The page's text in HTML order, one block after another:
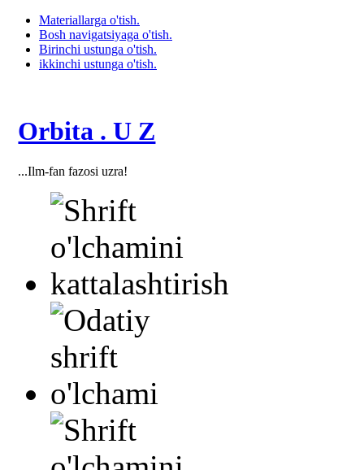
Materiallarga o'tish.
Bosh navigatsiyaga o'tish.
Birinchi ustunga o'tish.
ikkinchi ustunga o'tish.
Orbita . U Z
...Ilm-fan fazosi uzra!